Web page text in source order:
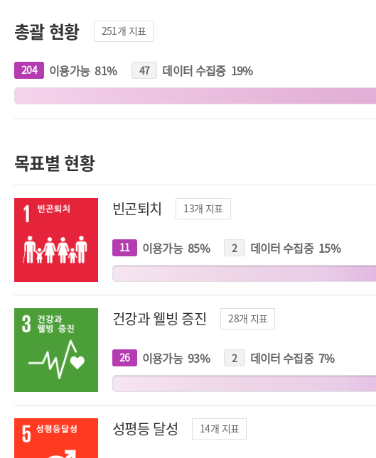
총괄 현황 251개 지표
204개
지
표
이용가능 81% 47개
지
표
데이터 수집중 19%
목표별 현황
빈곤퇴치 13개 지표
11개
지
표
이용가능 85% 2개
지
표
데이터 수집중 15%
건강과 웰빙 증진 28개 지표
26개
지
표
이용가능 93% 2개
지
표
데이터 수집중 7%
성평등 달성 14개 지표